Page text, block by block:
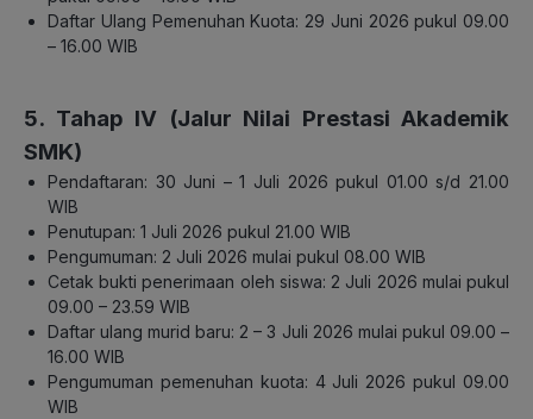
Daftar Ulang Pemenuhan Kuota: 29 Juni 2026 pukul 09.00
– 16.00 WIB
5. Tahap IV (Jalur Nilai Prestasi Akademik
SMK)
Pendaftaran: 30 Juni – 1 Juli 2026 pukul 01.00 s/d 21.00
WIB
Penutupan: 1 Juli 2026 pukul 21.00 WIB
Pengumuman: 2 Juli 2026 mulai pukul 08.00 WIB
Cetak bukti penerimaan oleh siswa: 2 Juli 2026 mulai pukul
09.00 – 23.59 WIB
Daftar ulang murid baru: 2 – 3 Juli 2026 mulai pukul 09.00 –
16.00 WIB
Pengumuman pemenuhan kuota: 4 Juli 2026 pukul 09.00
WIB